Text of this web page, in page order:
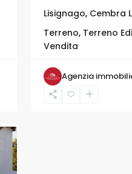
Lisignago, Cembra
Terreno, Terreno
Vendita
Agenzia